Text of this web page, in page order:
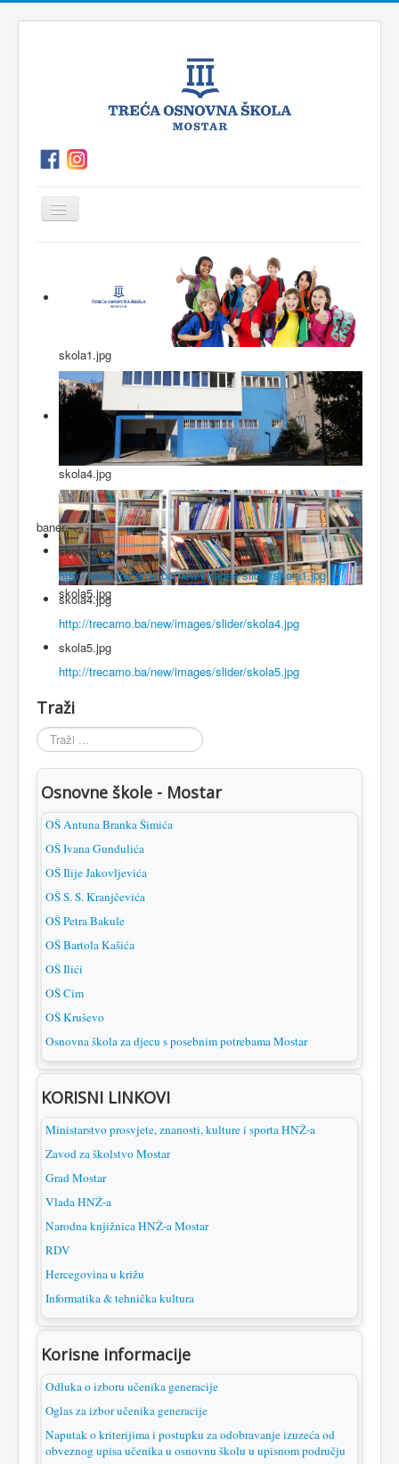
Prikaz/Sakrivanje
navigacije
Kutak
za
roditelje
Vijesti
skola1.jpg
skola4.jpg
skola5.jpg
baner
skola1.jpg
http://www.trecamo.ba/new/images/slider/skola1.jpg
skola4.jpg
http://trecamo.ba/new/images/slider/skola4.jpg
skola5.jpg
http://trecamo.ba/new/images/slider/skola5.jpg
Traži
Traži
...
Osnovne škole - Mostar
OŠ Antuna Branka Šimića
OŠ Ivana Gundulića
OŠ Ilije Jakovljevića
OŠ S. S. Kranjčevića
OŠ Petra Bakule
OŠ Bartola Kašića
OŠ Ilići
OŠ Cim
OŠ Kruševo
Osnovna škola za djecu s posebnim potrebama Mostar
KORISNI LINKOVI
Ministarstvo prosvjete, znanosti, kulture i sporta HNŽ-a
Zavod za školstvo Mostar
Grad Mostar
Vlada HNŽ-a
Narodna knjižnica HNŽ-a Mostar
RDV
Hercegovina u križu
Informatika & tehnička kultura
Korisne informacije
Odluka o izboru učenika generacije
Oglas za izbor učenika generacije
Naputak o kriterijima i postupku za odobravanje izuzeća od
obveznog upisa učenika u osnovnu školu u upisnom području